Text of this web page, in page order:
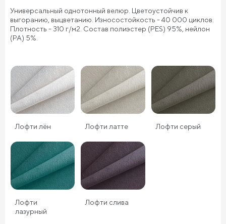
Универсальный однотонный велюр. Цветоустойчив к
выгоранию, выцветанию. Износостойкость - 40 000 циклов.
Плотность - 310 г/м2. Состав полиэстер (PES) 95%, нейлон
(PA) 5%.
Лофти лён Лофти латте Лофти серый
Лофти
лазурный
Лофти слива